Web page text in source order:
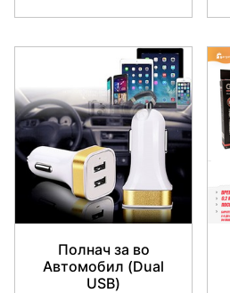
Полнач за во
Автомобил (Dual
USB)